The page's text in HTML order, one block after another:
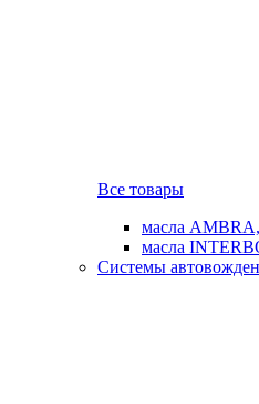
Все товары
масла
масла
Системы